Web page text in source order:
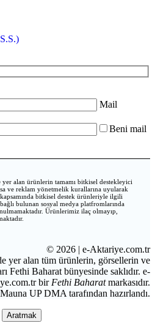
Mail
Beni mail
yer alan ürünlerin tamamı bitkisel destekleyici
ve reklam yönetmelik kurallarına uyularak
bitkisel destek ürünleriyle ilgili
bulunan sosyal medya platfromlarında
Ürünlerimiz ilaç olmayıp,
© 2026 | e-Aktariye.com.tr
yer alan tüm ürünlerin, görsellerin ve
Fethi Baharat bünyesinde saklıdır. e-
bir Fethi Baharatmarkasıdır.
Mauna UP DMA tarafından hazırlandı.
Aratmak